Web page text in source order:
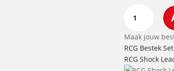
Bestek
quantity
Maak jouw
RCG Bestek Set
RCG Shock